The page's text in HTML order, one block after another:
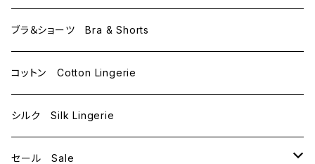
D65
D70
E70
L
ブラ＆ショーツ Bra & Shorts
コットン Cotton Lingerie
シルク Silk Lingerie
セール Sale